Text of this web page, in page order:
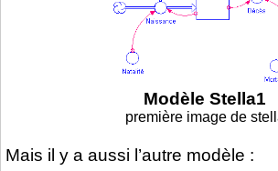
Modèle Stella1
première image de
Mais il y a aussi l’autre modèle :